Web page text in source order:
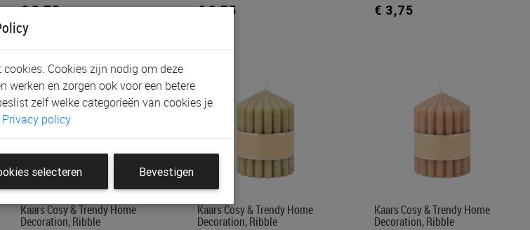
€ 3,75 € 3,75 € 3,75
Kaars Cosy & Trendy Home
Decoration, Ribble
Kaars Cosy & Trendy Home
Decoration, Ribble
Kaars Cosy & Trendy Home
Decoration, Ribble
cookies. Cookies zijn nodig om deze
werken en zorgen ook voor een betere
zelf welke categorieën van cookies je
Privacy policy
selecteren Bevestigen